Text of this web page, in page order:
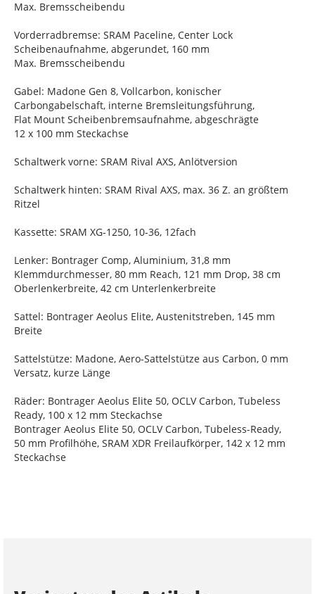
Max. Bremsscheibendu
Vorderradbremse: SRAM Paceline, Center Lock
Scheibenaufnahme, abgerundet, 160 mm
Max. Bremsscheibendu
Gabel: Madone Gen 8, Vollcarbon, konischer
Carbongabelschaft, interne Bremsleitungsführung,
Flat Mount Scheibenbremsaufnahme, abgeschrägte
12 x 100 mm Steckachse
Schaltwerk vorne: SRAM Rival AXS, Anlötversion
Schaltwerk hinten: SRAM Rival AXS, max. 36 Z. an größtem
Ritzel
Kassette: SRAM XG-1250, 10-36, 12fach
Lenker: Bontrager Comp, Aluminium, 31,8 mm
Klemmdurchmesser, 80 mm Reach, 121 mm Drop, 38 cm
Oberlenkerbreite, 42 cm Unterlenkerbreite
Sattel: Bontrager Aeolus Elite, Austenitstreben, 145 mm
Breite
Sattelstütze: Madone, Aero-Sattelstütze aus Carbon, 0 mm
Versatz, kurze Länge
Räder: Bontrager Aeolus Elite 50, OCLV Carbon, Tubeless
Ready, 100 x 12 mm Steckachse
Bontrager Aeolus Elite 50, OCLV Carbon, Tubeless-Ready,
50 mm Profilhöhe, SRAM XDR Freilaufkörper, 142 x 12 mm
Steckachse